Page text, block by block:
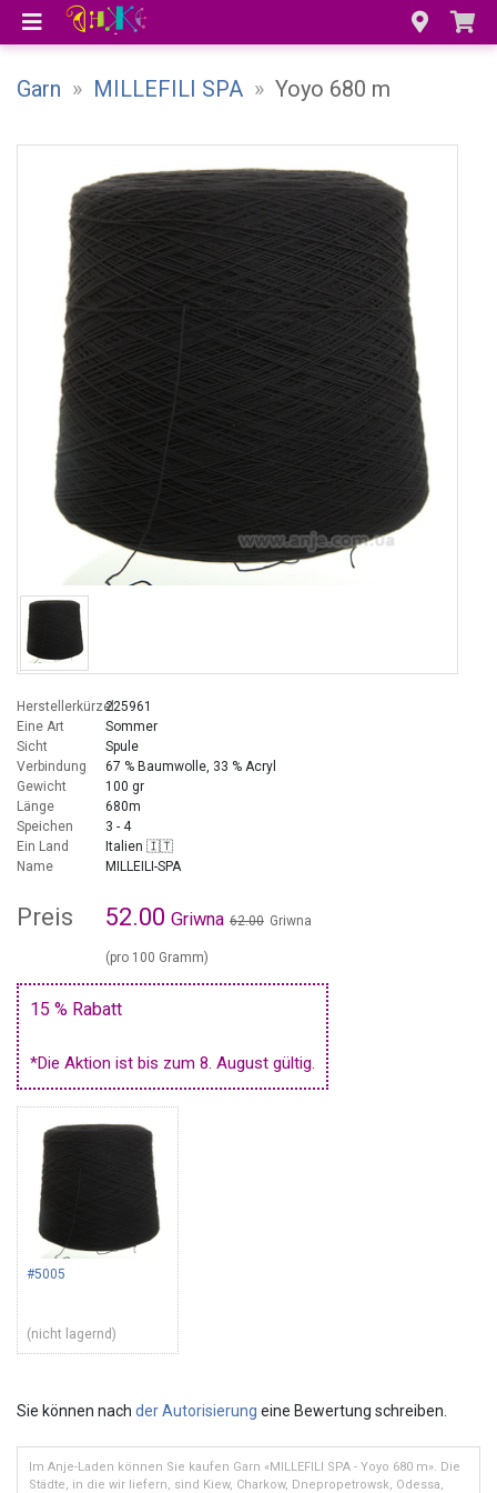
Garn » MILLEFILI SPA » Yoyo 680 m
Herstellerkürzel225961
Eine Art
Sommer
Sicht
Spule
Verbindung
67 % Baumwolle, 33 % Acryl
Gewicht
100 gr
Länge
680m
Speichen
3 - 4
Ein Land
Italien 🇮🇹
Name
MILLEILI-SPA
Preis 52.00 Griwna 62.00 Griwna
(pro 100 Gramm)
15 % Rabatt
*Die Aktion ist bis zum 8. August gültig.
#5005
(nicht lagernd)
Sie können nach der Autorisierung eine Bewertung schreiben.
Im Anje-Laden können Sie kaufen Garn «MILLEFILI SPA - Yoyo 680 m». Die
Städte, in die wir liefern, sind Kiew, Charkow, Dnepropetrowsk, Odessa,